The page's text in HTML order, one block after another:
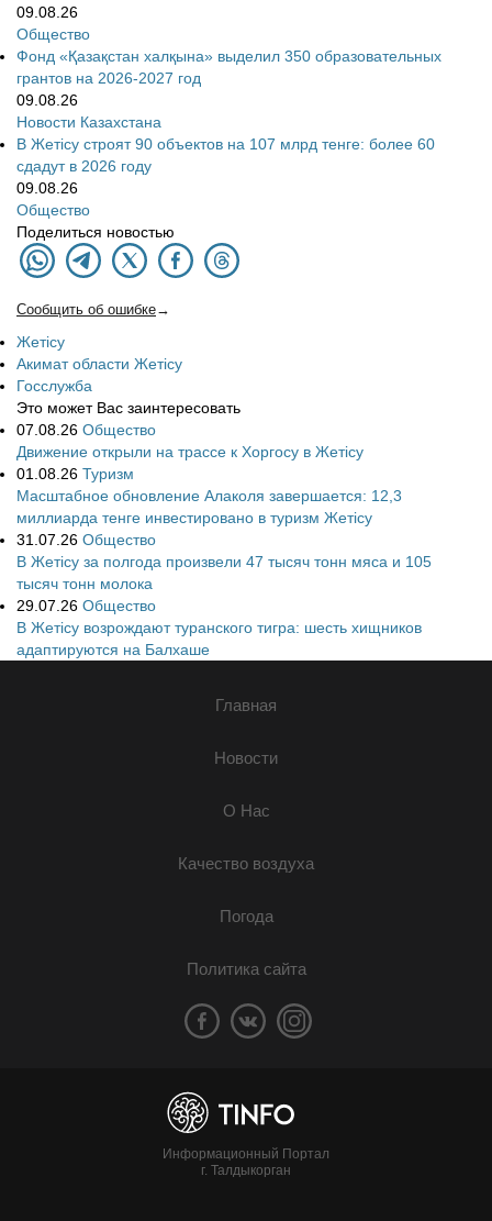
09.08.26
Общество
Фонд «Қазақстан халқына» выделил 350 образовательных
грантов на 2026-2027 год
09.08.26
Новости Казахстана
В Жетісу строят 90 объектов на 107 млрд тенге: более 60
сдадут в 2026 году
09.08.26
Общество
Поделиться новостью
Сообщить об ошибке→
Жетісу
Акимат области Жетісу
Госслужба
Это может Вас заинтересовать
07.08.26 Общество
Движение открыли на трассе к Хоргосу в Жетісу
01.08.26 Туризм
Масштабное обновление Алаколя завершается: 12,3
миллиарда тенге инвестировано в туризм Жетісу
31.07.26 Общество
В Жетісу за полгода произвели 47 тысяч тонн мяса и 105
тысяч тонн молока
29.07.26 Общество
В Жетісу возрождают туранского тигра: шесть хищников
адаптируются на Балхаше
Главная
Новости
О Нас
Качество воздуха
Погода
Политика сайта
Информационный Портал
г. Талдыкорган